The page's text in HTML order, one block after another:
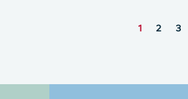
1 2 3